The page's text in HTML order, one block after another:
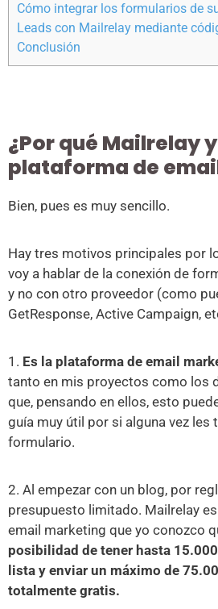
Cómo integrar los formularios de
Leads con Mailrelay mediante
Conclusión
¿Por qué Mailrelay
plataforma de
Bien, pues es muy sencillo.
Hay tres motivos principales por
voy a hablar de la conexión de
y no con otro proveedor (como
GetResponse, Active Campaign,
1. Es la plataforma de email
tanto en mis proyectos como los
que, pensando en ellos, esto
guía muy útil por si alguna vez les
formulario.
2. Al empezar con un blog, por
presupuesto limitado. Mailrelay
email marketing que yo conozco
posibilidad de tener hasta
lista y enviar un máximo de
totalmente gratis.